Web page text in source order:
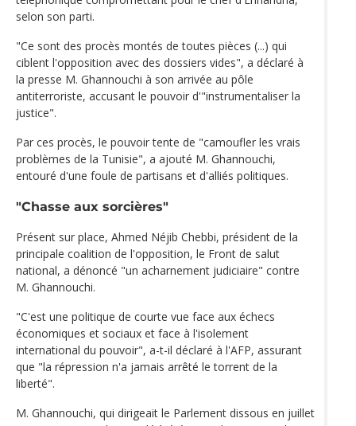
selon son parti.
"Ce sont des procès montés de toutes pièces (...) qui
ciblent l'opposition avec des dossiers vides", a déclaré à
la presse M. Ghannouchi à son arrivée au pôle
antiterroriste, accusant le pouvoir d'"instrumentaliser la
justice".
Par ces procès, le pouvoir tente de "camoufler les vrais
problèmes de la Tunisie", a ajouté M. Ghannouchi,
entouré d'une foule de partisans et d'alliés politiques.
"Chasse aux sorcières"
Présent sur place, Ahmed Néjib Chebbi, président de la
principale coalition de l'opposition, le Front de salut
national, a dénoncé "un acharnement judiciaire" contre
M. Ghannouchi.
"C'est une politique de courte vue face aux échecs
économiques et sociaux et face à l'isolement
international du pouvoir", a-t-il déclaré à l'AFP, assurant
que "la répression n'a jamais arrêté le torrent de la
liberté".
M. Ghannouchi, qui dirigeait le Parlement dissous en juillet